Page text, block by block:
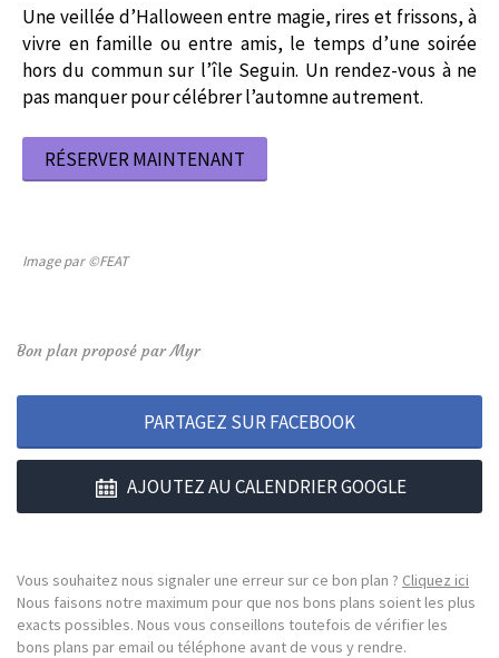
Une veillée d’Halloween entre magie, rires et frissons, à
vivre en famille ou entre amis, le temps d’une soirée
hors du commun sur l’île Seguin. Un rendez-vous à ne
pas manquer pour célébrer l’automne autrement.
RÉSERVER MAINTENANT
Image par ©FEAT
Bon plan proposé par Myr
PARTAGEZ SUR FACEBOOK
AJOUTEZ AU CALENDRIER GOOGLE
Vous souhaitez nous signaler une erreur sur ce bon plan ? Cliquez ici
Nous faisons notre maximum pour que nos bons plans soient les plus
exacts possibles. Nous vous conseillons toutefois de vérifier les
bons plans par email ou téléphone avant de vous y rendre.